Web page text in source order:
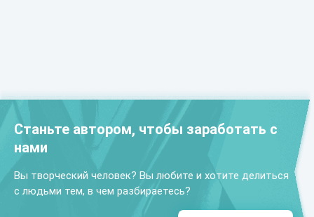
Станьте автором, чтобы заработать с
нами
Вы творческий человек? Вы любите и хотите делиться
с людьми тем, в чем разбираетесь?